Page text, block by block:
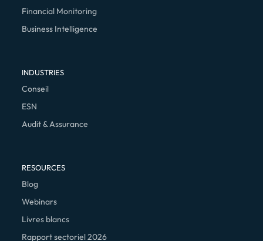
Financial Monitoring
Business Intelligence
INDUSTRIES
Conseil
ESN
Audit & Assurance
RESOURCES
Blog
Webinars
Livres blancs
Rapport sectoriel 2026